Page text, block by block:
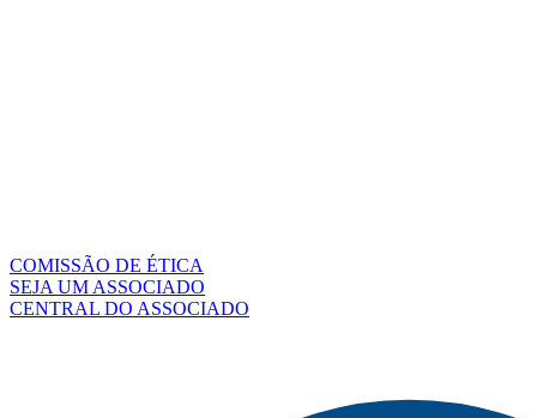
COMISSÃO DE ÉTICA
SEJA UM ASSOCIADO
CENTRAL DO ASSOCIADO